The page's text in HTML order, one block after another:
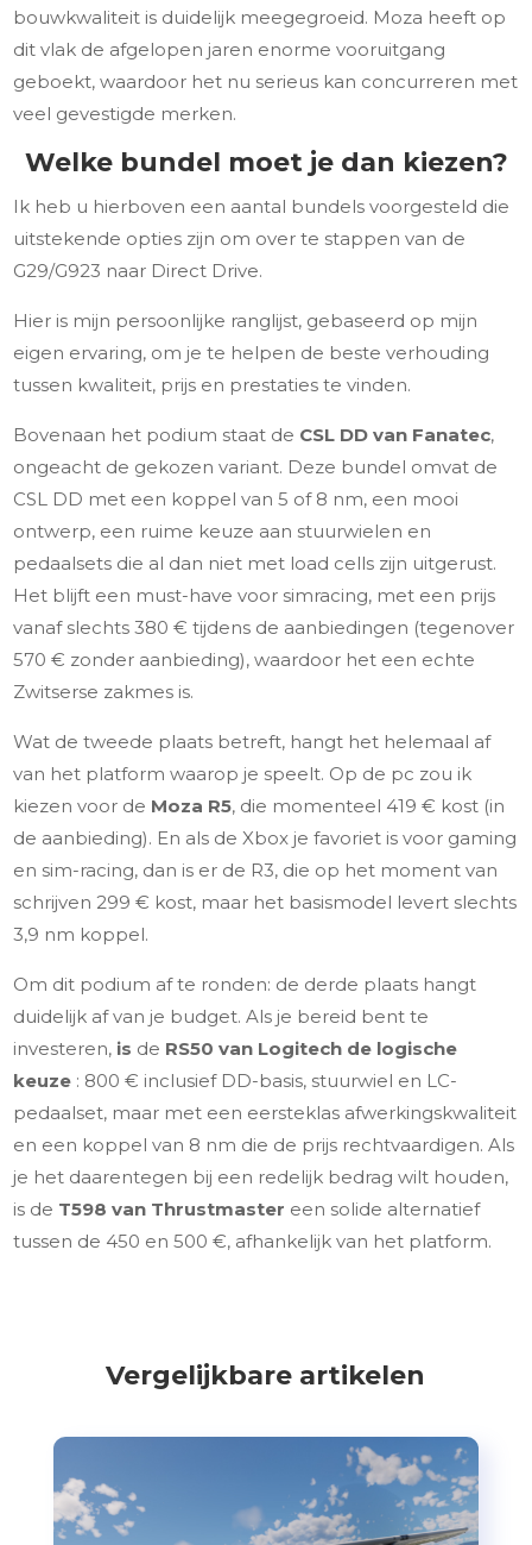
bouwkwaliteit is duidelijk meegegroeid. Moza heeft op
dit vlak de afgelopen jaren enorme vooruitgang
geboekt, waardoor het nu serieus kan concurreren met
veel gevestigde merken.
Welke bundel moet je dan kiezen?
Ik heb u hierboven een aantal bundels voorgesteld die
uitstekende opties zijn om over te stappen van de
G29/G923 naar Direct Drive.
Hier is mijn persoonlijke ranglijst, gebaseerd op mijn
eigen ervaring, om je te helpen de beste verhouding
tussen kwaliteit, prijs en prestaties te vinden.
Bovenaan het podium staat de CSL DD van Fanatec,
ongeacht de gekozen variant. Deze bundel omvat de
CSL DD met een koppel van 5 of 8 nm, een mooi
ontwerp, een ruime keuze aan stuurwielen en
pedaalsets die al dan niet met load cells zijn uitgerust.
Het blijft een must-have voor simracing, met een prijs
vanaf slechts 380 € tijdens de aanbiedingen (tegenover
570 € zonder aanbieding), waardoor het een echte
Zwitserse zakmes is.
Wat de tweede plaats betreft, hangt het helemaal af
van het platform waarop je speelt. Op de pc zou ik
kiezen voor de Moza R5, die momenteel 419 € kost (in
de aanbieding). En als de Xbox je favoriet is voor gaming
en sim-racing, dan is er de R3, die op het moment van
schrijven 299 € kost, maar het basismodel levert slechts
3,9 nm koppel.
Om dit podium af te ronden: de derde plaats hangt
duidelijk af van je budget. Als je bereid bent te
investeren, is de RS50 van Logitech de logische
keuze : 800 € inclusief DD-basis, stuurwiel en LC-
pedaalset, maar met een eersteklas afwerkingskwaliteit
en een koppel van 8 nm die de prijs rechtvaardigen. Als
je het daarentegen bij een redelijk bedrag wilt houden,
is de T598 van Thrustmaster een solide alternatief
tussen de 450 en 500 €, afhankelijk van het platform.
Vergelijkbare artikelen